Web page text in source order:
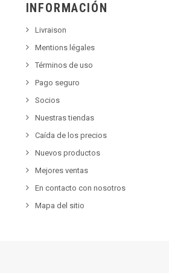
INFORMACIÓN
Livraison
Mentions légales
Términos de uso
Pago seguro
Socios
Nuestras tiendas
Caída de los precios
Nuevos productos
Mejores ventas
En contacto con nosotros
Mapa del sitio